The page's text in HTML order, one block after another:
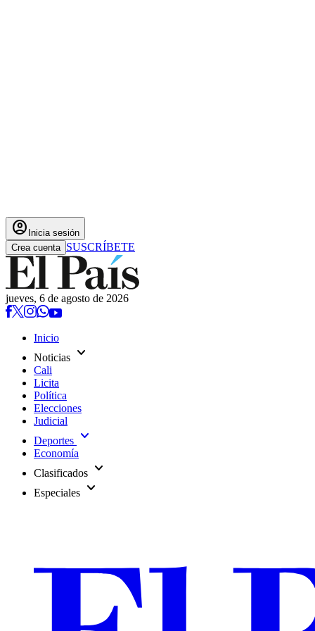
account_circle Inicia sesión
Crea cuenta SUSCRÍBETE
jueves, 6 de agosto de 2026
Inicio
Noticias expand_more
Cali
Licita
Política
Elecciones
Judicial
Deportes expand_more
Economía
Clasificados expand_more
Especiales expand_more